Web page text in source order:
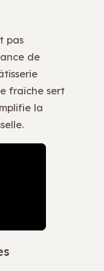
pas
de
fraîche sert
la